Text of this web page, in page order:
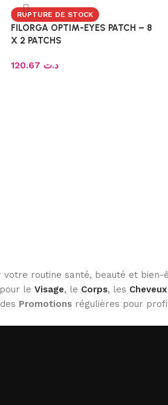
RUPTURE DE STOCK
FILORGA OPTIM-EYES PATCH – 8
X 2 PATCHS
د.ت
routine santé, beauté et
le Visage, le Corps, les Cheveux
Promotions régulières pour